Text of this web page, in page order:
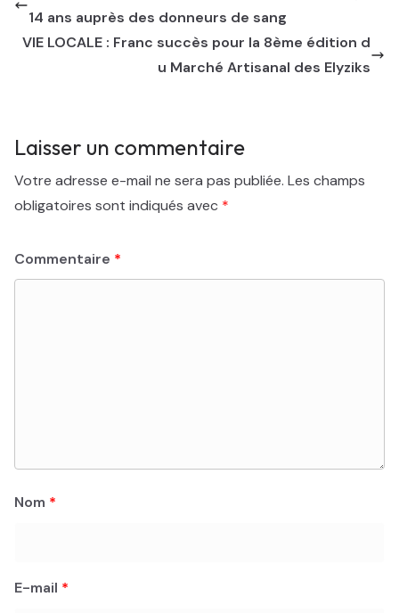
14 ans auprès des donneurs de sang
VIE LOCALE : Franc succès pour la 8ème édition d
u Marché Artisanal des Elyziks
Laisser un commentaire
Votre adresse e-mail ne sera pas publiée. Les champs
obligatoires sont indiqués avec *
Commentaire *
Nom *
E-mail *